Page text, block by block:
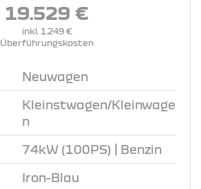
19.529 €
inkl. 1.249 €
Überführungskosten
Neuwagen
Kleinstwagen/Kleinwage
n
74kW (100PS) | Benzin
Iron-Blau